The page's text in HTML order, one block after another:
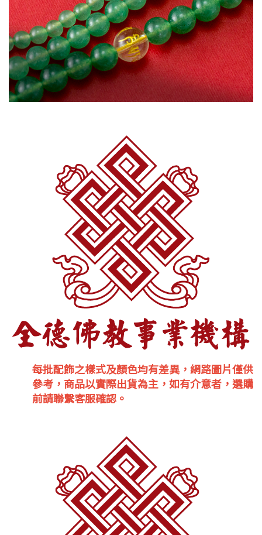
每批配飾之樣式及顏色均有差異，網路圖片僅供
參考，商品以實際出貨為主，如有介意者，選購
前請聯繫客服確認。